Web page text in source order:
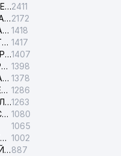
ТЕЛЕФОНЫ ДОВЕРИЯ ГЕНЕРАЛЬНОЙ ПРОКУРАТУРЫ РЕСПУБЛИКИ УЗБЕКИСТАН2411
АЛМАЗАРСКАЯ АВАРИЙНАЯ СЛУЖБА ЭЛЕКТРОСЕТИ2172
УЧТЕПИНСКАЯ АВАРИЙНАЯ СЛУЖБА ЭЛЕКТРОСЕТИ 1418
TOSHKENT SHAHAR ELEKTR TARMOQLARI KORXONASI АО 1417
ШАЙХАНТАХУРСКАЯ АВАРИЙНАЯ СЛУЖБА ЭЛЕКТРОСЕТИ1407
САМАРКАНД ЭЛЕКТР ТАРМОКЛАРИ АО 1398
SURHONDARYO ELEKTR TARMOKLARI АО 1378
АВАРИЙНАЯ СЛУЖБА ЭЛЕКТРОСЕТИ ТАШКЕНТСКОГО РАЙОНА 1286
СПРАВОЧНОЕ БЮРО О ТЕЛЕФОНАХ ОРГАНИЗАЦИЙ г. ТАШКЕНТА1263
ТЕЛЕФОНЫ ДОВЕРИЯ ГОСУДАРСТВЕННОГО ЦЕНТРА ТЕСТИРОВАНИЯ 1080
1065
ТАШКЕНТСКИЙ ГОРОДСКОЙ СУД ПО ГРАЖДАНСКИМ ДЕЛАМ 1002
ЯККАСАРАЙСКИЙ МЕЖРАЙОННЫЙ СУД ПО ГРАЖДАНСКИМ ДЕЛАМ887